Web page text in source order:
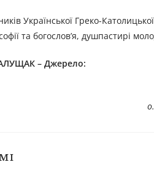
Української Греко-
та богослов’я, душпастирі
– Джерелo: